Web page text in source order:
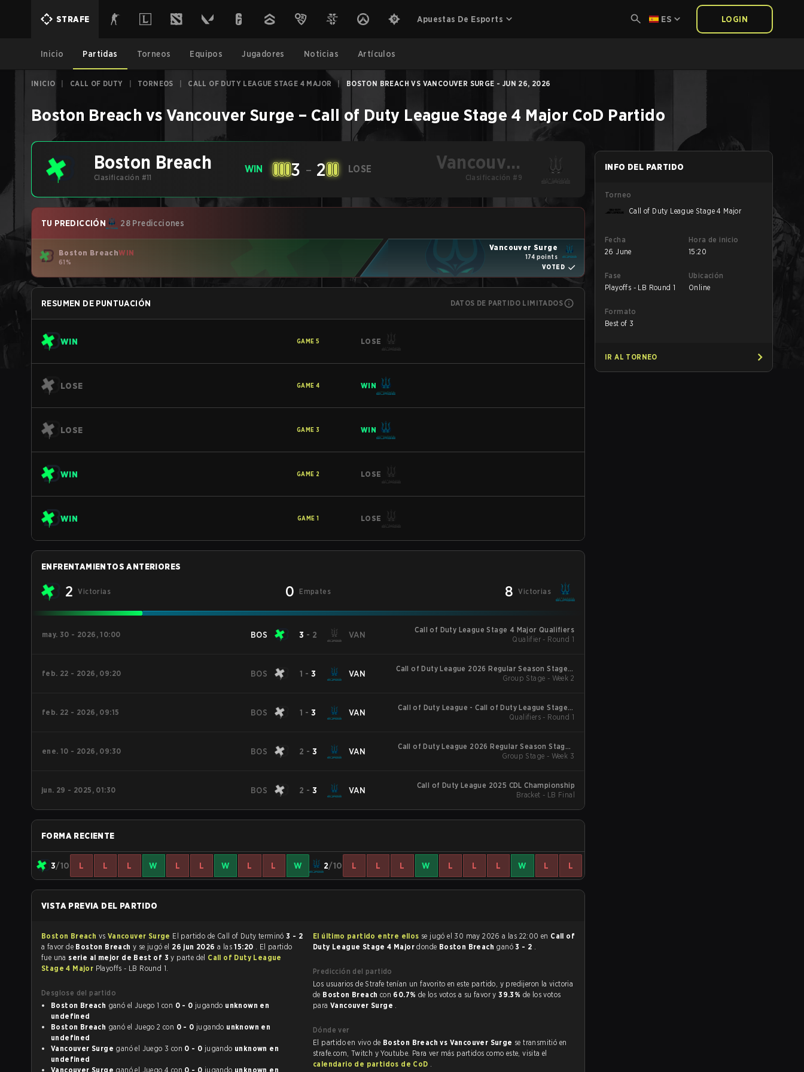
STRAFE Apuestas De Esports ES LOGIN
Inicio Partidas Torneos Equipos Jugadores Noticias Artículos
INICIO CALL OF DUTY TORNEOS CALL OF DUTY LEAGUE STAGE 4 MAJOR BOSTON BREACH VS VANCOUVER SURGE - JUN 26, 2026
Boston Breach vs Vancouver Surge – Call of Duty League Stage 4 Major CoD Partido
Boston Breach
Clasificación #11
WIN 3 - 2 LOSE
Vancouver
Surge
Clasificación #9
TU PREDICCIÓN 28 Predicciones
Boston BreachWIN
61%
Vancouver Surge
174 points
VOTED
RESUMEN DE PUNTUACIÓN DATOS DE PARTIDO LIMITADOS
WIN GAME 5 LOSE
LOSE GAME 4 WIN
LOSE GAME 3 WIN
WIN GAME 2 LOSE
WIN GAME 1 LOSE
ENFRENTAMIENTOS ANTERIORES
2 Victorias 0 Empates 8 Victorias
may. 30 - 2026, 10:00 BOS 3 - 2 VAN
Call of Duty League Stage 4 Major Qualifiers
Qualifier - Round 1
feb. 22 - 2026, 09:20 BOS 1 -3 VAN
Call of Duty League 2026 Regular Season Stage 2
Qualifiers
Group Stage - Week 2
feb. 22 - 2026, 09:15 BOS 1 -3 VAN
Call of Duty League - Call of Duty League Stage 2
Major Qualifiers
Qualifiers - Round 1
ene. 10 - 2026, 09:30 BOS 2 - 3 VAN
Call of Duty League 2026 Regular Season Stage 1
Qualifiers
Group Stage - Week 3
jun. 29 - 2025, 01:30 BOS 2 - 3 VAN
Call of Duty League 2025 CDL Championship
Bracket - LB Final
FORMA RECIENTE
3/10 L L L W L L W L L W 2/10 L L L W L L L W L L
VISTA PREVIA DEL PARTIDO
Boston Breach vs Vancouver Surge El partido de Call of Duty terminó3 - 2
a favor de Boston Breach y se jugó el 26 jun 2026 a las15:20 . El partido
fue una serie al mejor de Best of 3y parte del Call of Duty League
Stage 4 Major Playoffs - LB Round 1.
Desglose del partido
Boston Breach
ganó el Juego 1 con 0 - 0 jugando unknown en
undefined
Boston Breach
ganó el Juego 2 con 0 - 0 jugando unknown en
undefined
Vancouver Surge
ganó el Juego 3 con 0 - 0 jugando unknown en
undefined
Vancouver Surge
ganó el Juego 4 con 0 - 0 jugando unknown en
El último partido entre ellos se jugó el 30 may 2026 a las 22:00 en Call of
Duty League Stage 4 Majordonde Boston Breach ganó3 - 2 .
Predicción del partido
Los usuarios de Strafe tenían un favorito en este partido, y predijeron la victoria
de Boston Breach con 60.7% de los votos a su favor y39.3% de los votos
para Vancouver Surge .
Dónde ver
El partido en vivo de Boston Breach vs Vancouver Surge se transmitió en
strafe.com, Twitch y Youtube. Para ver más partidos como este, visita el
calendario de partidos de CoD .
INFO DEL PARTIDO
Torneo
Call of Duty League Stage 4 Major
Fecha
26 June
Hora de inicio
15:20
Fase
Playoffs - LB Round 1
Ubicación
Online
Formato
Best of 3
IR AL TORNEO